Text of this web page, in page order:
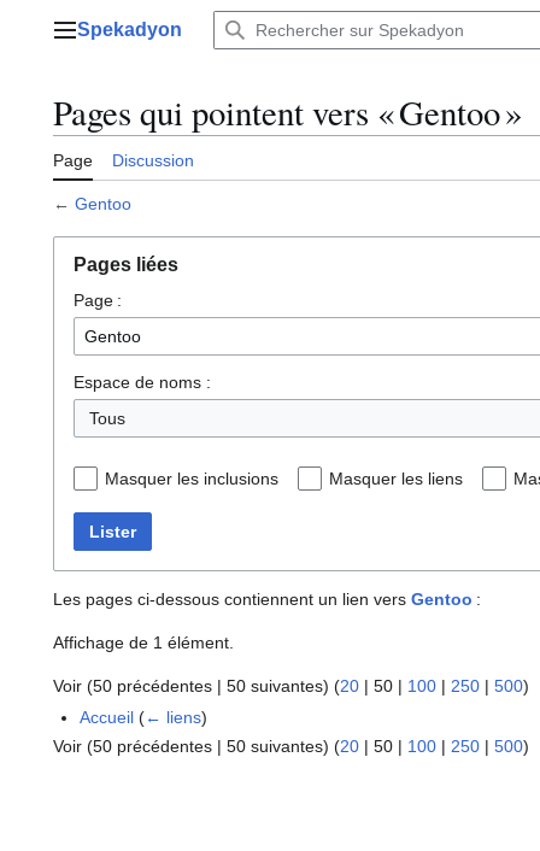
Menu principal
Spekadyon
Pages qui pointent vers « Gentoo »
Page Discussion
← Gentoo
Pages liées
Page :
Espace de noms :
Tous
Masquer les inclusions Masquer les liens
Lister
Les pages ci-dessous contiennent un lien vers Gentoo :
Affichage de 1 élément.
Voir (50 précédentes | 50 suivantes) (20 | 50 | 100 | 250 | 500)
Accueil (← liens)
Voir (50 précédentes | 50 suivantes) (20 | 50 | 100 | 250 | 500)